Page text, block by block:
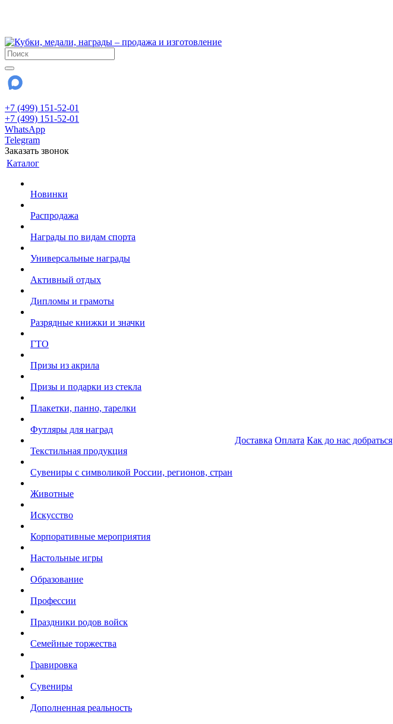
+7 (499) 151-52-01
+7 (499) 151-52-01
WhatsApp
Telegram
Заказать звонок
Каталог
Новинки
Распродажа
Награды по видам спорта
Универсальные награды
Активный отдых
Дипломы и грамоты
Разрядные книжки и значки
ГТО
Призы из акрила
Призы и подарки из стекла
Плакетки, панно, тарелки
Футляры для наград
Текстильная продукция
Сувениры с символикой России, регионов, стран
Животные
Искусство
Корпоративные мероприятия
Настольные игры
Образование
Профессии
Праздники родов войск
Семейные торжества
Гравировка
Сувениры
Дополненная реальность
Доставка Оплата Как до нас добраться